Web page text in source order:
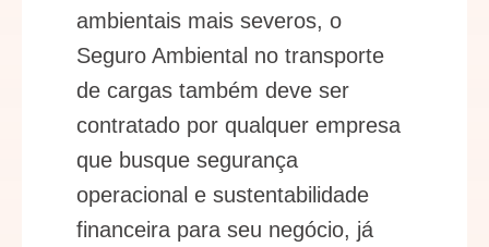
ambientais mais severos, o
Seguro Ambiental no transporte
de cargas também deve ser
contratado por qualquer empresa
que busque segurança
operacional e sustentabilidade
financeira para seu negócio, já